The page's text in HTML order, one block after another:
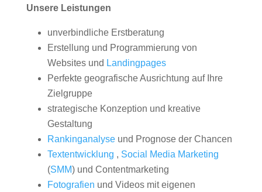
Unsere Leistungen
unverbindliche Erstberatung
Erstellung und Programmierung von
Websites und Landingpages
Perfekte geografische Ausrichtung auf Ihre
Zielgruppe
strategische Konzeption und kreative
Gestaltung
Rankinganalyseund Prognose der Chancen
Textentwicklung , Social Media Marketing
(SMM) und Contentmarketing
Fotografien und Videos mit eigenen